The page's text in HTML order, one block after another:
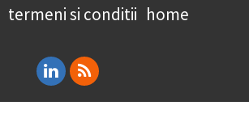
termeni si conditii home